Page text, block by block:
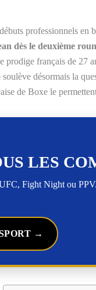
professionnels en
dès le deuxième
français de 27
désormais la
de Boxe le
LES
Fight Night ou
→